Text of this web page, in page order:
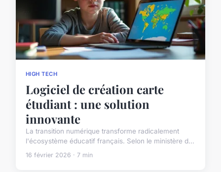
HIGH TECH
Logiciel de création carte
étudiant : une solution
innovante
La transition numérique transforme radicalement
l'écosystème éducatif français. Selon le ministère d...
16 février 2026 · 7 min